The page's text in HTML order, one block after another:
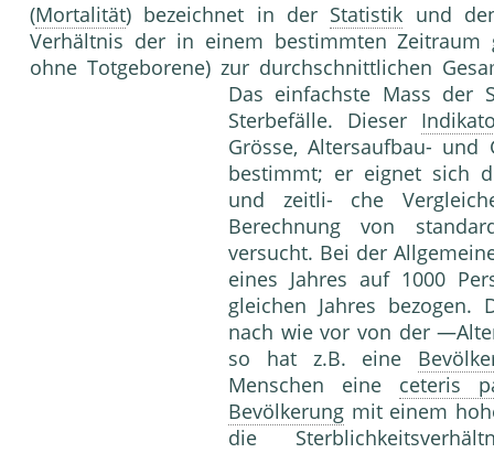
(Mortalität) bezeichnet in der Statistik und
Verhältnis der in einem bestimmten Zeitraum
ohne Totgeborene) zur durchschnittlichen
Das einfachste Mass der
Sterbefälle. Dieser
Grösse, Altersaufbau-
bestimmt; er eignet sich
und zeitli- che
Berechnung von
versucht. Bei der
eines Jahres auf 1000
gleichen Jahres bezogen.
nach wie vor von der
so hat z.B. eine
Menschen eine ceteris
Bevölkerung mit einem
die